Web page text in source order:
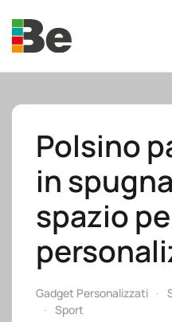
Skip to main content
Polsino
in
spazio
Gadget Personalizzati
Sport